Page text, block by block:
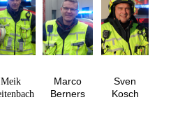
Meik
Marco
Berners
Sven
Kosch